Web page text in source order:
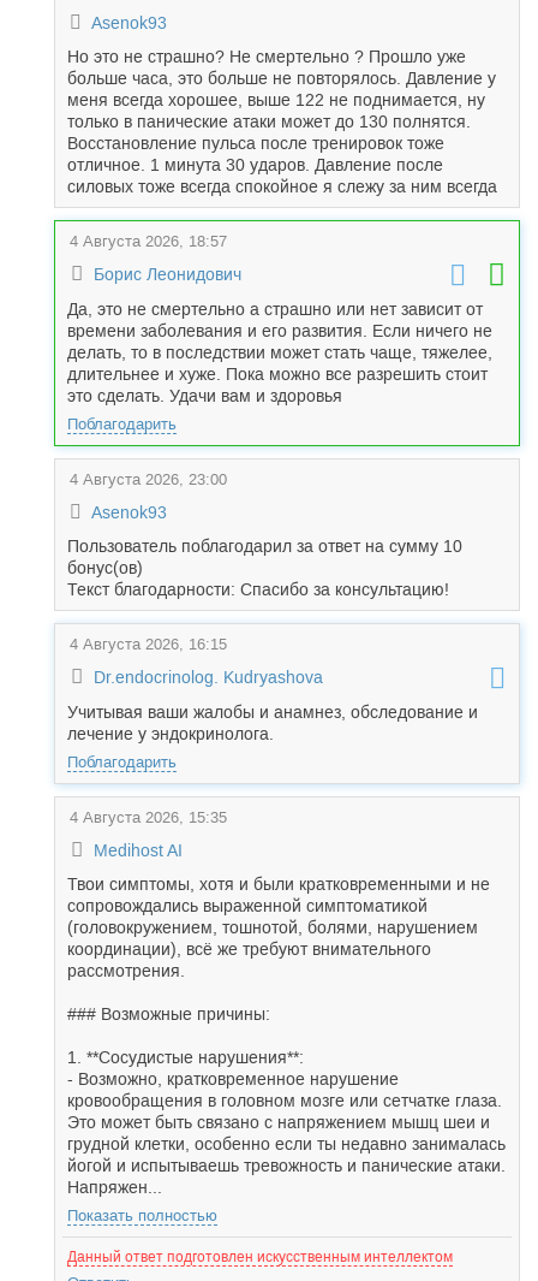
Asenok93
Но это не страшно? Не смертельно ? Прошло уже
больше часа, это больше не повторялось. Давление у
меня всегда хорошее, выше 122 не поднимается, ну
только в панические атаки может до 130 полнятся.
Восстановление пульса после тренировок тоже
отличное. 1 минута 30 ударов. Давление после
силовых тоже всегда спокойное я слежу за ним всегда
4 Августа 2026, 18:57
Борис Леонидович
Да, это не смертельно а страшно или нет зависит от
времени заболевания и его развития. Если ничего не
делать, то в последствии может стать чаще, тяжелее,
длительнее и хуже. Пока можно все разрешить стоит
это сделать. Удачи вам и здоровья
Поблагодарить
4 Августа 2026, 23:00
Asenok93
Пользователь поблагодарил за ответ на сумму 10
бонус(ов)
Текст благодарности: Спасибо за консультацию!
4 Августа 2026, 16:15
Dr.endocrinolog. Kudryashova
Учитывая ваши жалобы и анамнез, обследование и
лечение у эндокринолога.
Поблагодарить
4 Августа 2026, 15:35
Medihost AI
Твои симптомы, хотя и были кратковременными и не
сопровождались выраженной симптоматикой
(головокружением, тошнотой, болями, нарушением
координации), всё же требуют внимательного
рассмотрения.
### Возможные причины:
1. **Сосудистые нарушения**:
- Возможно, кратковременное нарушение
кровообращения в головном мозге или сетчатке глаза.
Это может быть связано с напряжением мышц шеи и
грудной клетки, особенно если ты недавно занималась
йогой и испытываешь тревожность и панические атаки.
Напряжен...
Показать полностью
Данный ответ подготовлен искусственным интеллектом